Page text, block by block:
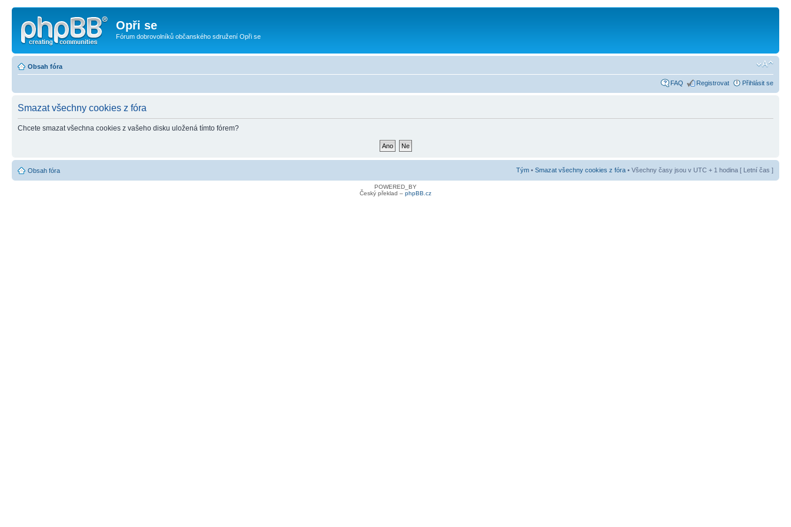
Opři se
Fórum dobrovolníků občanského sdružení Opři se
Obsah fóra
FAQ Registrovat Přihlásit se
Smazat všechny cookies z fóra
Chcete smazat všechna cookies z vašeho disku uložená tímto fórem?
Obsah fóra Tým • Smazat všechny cookies z fóra • Všechny časy jsou v UTC + 1 hodina [ Letní čas ]
POWERED_BY
Český překlad – phpBB.cz